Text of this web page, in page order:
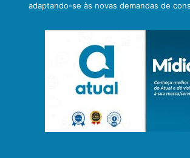
adaptando-se às novas demandas de